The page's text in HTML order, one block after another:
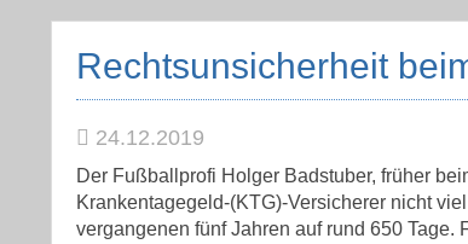
Rechtsunsicherheit
24.12.2019
Der Fußballprofi Holger Badstuber, früher
Krankentagegeld-(KTG)-Versicherer nicht
vergangenen fünf Jahren auf rund 650